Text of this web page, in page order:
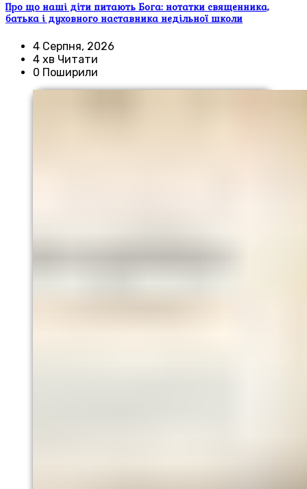
Про що наші діти питають Бога: нотатки священника,
батька і духовного наставника недільної школи
4 Серпня, 2026
4 хв Читати
0 Поширили